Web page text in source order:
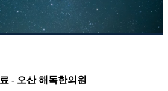
- 오산 해독한의원